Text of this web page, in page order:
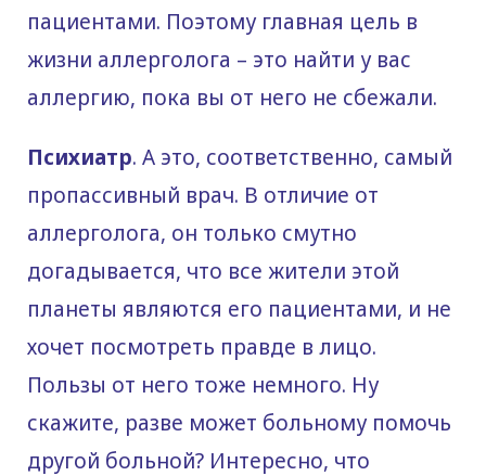
пациентами. Поэтому главная цель в
жизни аллерголога – это найти у вас
аллергию, пока вы от него не сбежали.
Психиатр. А это, соответственно, самый
пропассивный врач. В отличие от
аллерголога, он только смутно
догадывается, что все жители этой
планеты являются его пациентами, и не
хочет посмотреть правде в лицо.
Пользы от него тоже немного. Ну
скажите, разве может больному помочь
другой больной? Интересно, что